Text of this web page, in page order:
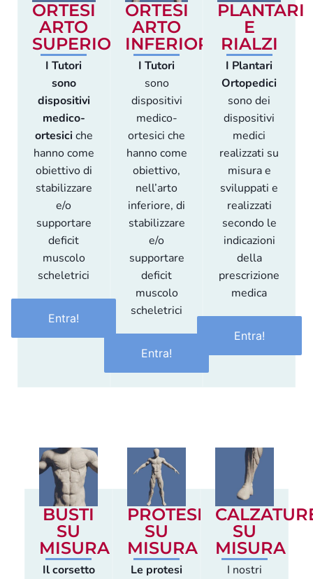
ORTESI
ARTO
SUPERIORE
I Tutori
sono
dispositivi
medico-
ortesiciche
hanno come
obiettivo di
stabilizzare
e/o
supportare
deficit
muscolo
scheletrici
Entra!
ORTESI
ARTO
INFERIORE
I Tutori
sono
dispositivi
medico-
ortesici che
hanno come
obiettivo,
nell’arto
inferiore, di
stabilizzare
e/o
supportare
deficit
muscolo
scheletrici
Entra!
PLANTARI
E
RIALZI
I Plantari
Ortopedici
sono dei
dispositivi
medici
realizzati su
misura e
sviluppati e
realizzati
secondo le
indicazioni
della
prescrizione
medica
Entra!
BUSTI
SU
MISURA
Il corsetto
PROTESI
SU
MISURA
Le protesi
SU
MISURA
I nostri